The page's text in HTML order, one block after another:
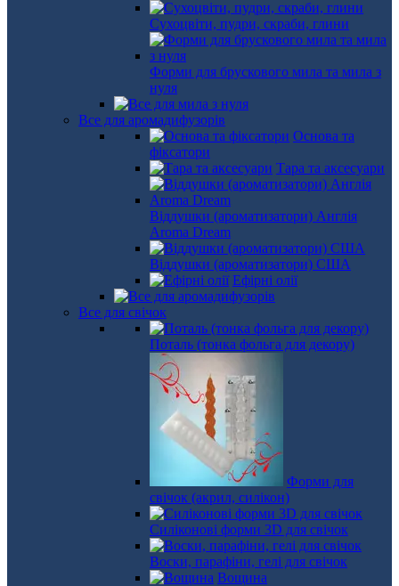
Сухоцвіти, пудри, скраби, глини
Форми для брускового мила та мила з
нуля
Все для аромадифузорів
Основа та
фіксатори
Тара та аксесуари
Віддушки (ароматизатори) Англія
Aroma Dream
Віддушки (ароматизатори) США
Ефірні олії
Все для свічок
Поталь (тонка фольга для декору)
Форми для
свічок (акрил, силікон)
Силіконові форми 3D для свічок
Воски, парафіни, гелі для свічок
Вощина